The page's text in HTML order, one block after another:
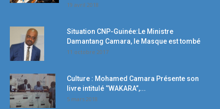
19 avril 2018
Situation CNP-Guinée:Le Ministre
Damantang Camara, le Masque est tombé
11 octobre 2017
Culture : Mohamed Camara Présente son
livre intitulé ‘’WAKARA’’,...
5 mars 2018